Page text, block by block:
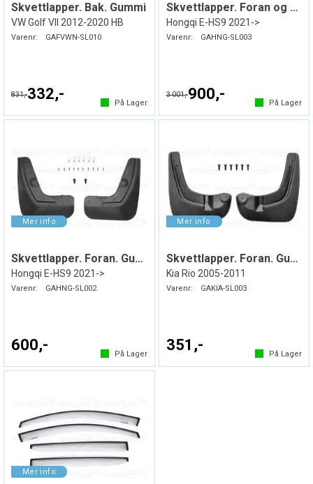
Skvettlapper. Bak. Gummi
VW Golf VII 2012-2020 HB
Varenr: GAFVWN-SL010
831,-332,-
På Lager
Skvettlapper. Foran og bak. Gummi
Hongqi E-HS9 2021->
Varenr: GAHNG-SL003
3 001,-900,-
På Lager
Skvettlapper. Foran. Gummi
Hongqi E-HS9 2021->
Varenr: GAHNG-SL002
600,-
På Lager
Skvettlapper. Foran. Gummi
Kia Rio 2005-2011
Varenr: GAKIA-SL003
351,-
På Lager